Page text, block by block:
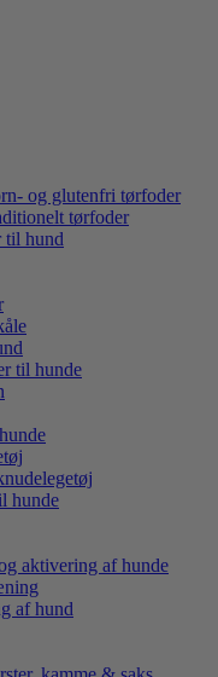
og glutenfri tørfoder
tørfoder
til hund
til hunde
hunde
aktivering af hunde
af hund